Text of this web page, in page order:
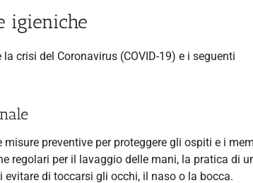
igieniche
crisi del Coronavirus (COVID-19) e i seguenti
preventive per proteggere gli ospiti e i
regolari per il lavaggio delle mani, la pratica di
di toccarsi gli occhi, il naso o la bocca.